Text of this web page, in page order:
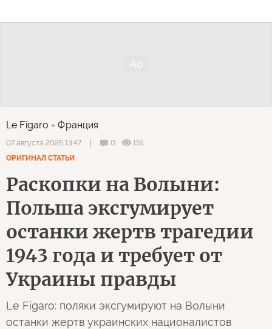
Le Figaro Франция
07 августа 2026 13:47 0
151
ОРИГИНАЛ СТАТЬИ
Раскопки на Волыни:
Польша эксгумирует
останки жертв трагедии
1943 года и требует от
Украины правды
Le Figaro: поляки эксгумируют на Волыни
останки жертв украинских националистов